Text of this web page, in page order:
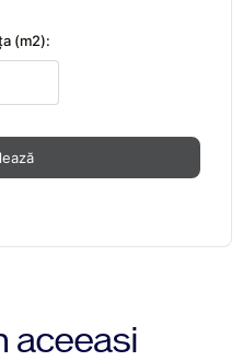
(m2):
aceeasi